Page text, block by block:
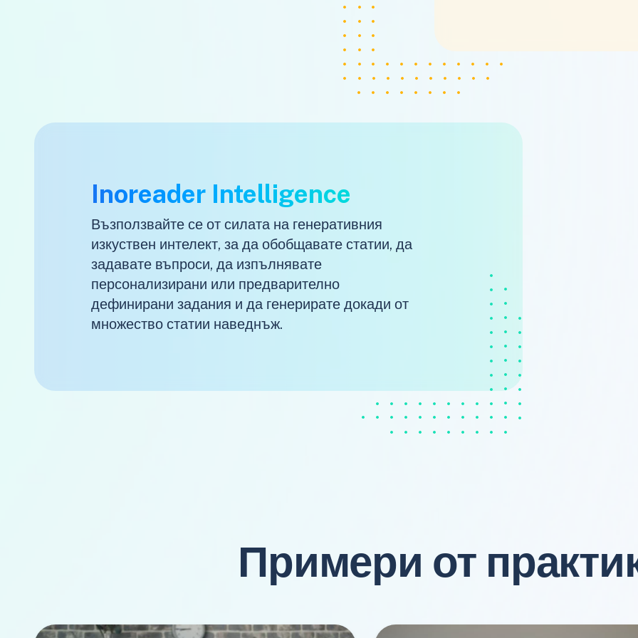
Inoreader Intelligence
Възползвайте се от силата на генеративния
изкуствен интелект, за да обобщавате статии, да
задавате въпроси, да изпълнявате
персонализирани или предварително
дефинирани задания и да генерирате докади от
множество статии наведнъж.
Примери от